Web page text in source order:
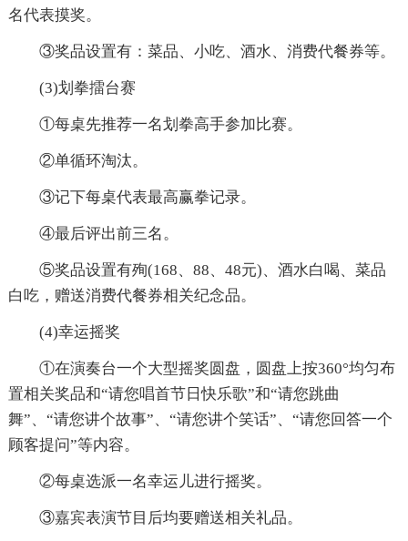
名代表摸奖。
③奖品设置有：菜品、小吃、酒水、消费代餐券等。
(3)划拳擂台赛
①每桌先推荐一名划拳高手参加比赛。
②单循环淘汰。
③记下每桌代表最高赢拳记录。
④最后评出前三名。
⑤奖品设置有殉(168、88、48元)、酒水白喝、菜品
白吃，赠送消费代餐券相关纪念品。
(4)幸运摇奖
①在演奏台一个大型摇奖圆盘，圆盘上按360°均匀布
置相关奖品和“请您唱首节日快乐歌”和“请您跳曲
舞”、“请您讲个故事”、“请您讲个笑话”、“请您回答一个
顾客提问”等内容。
②每桌选派一名幸运儿进行摇奖。
③嘉宾表演节目后均要赠送相关礼品。